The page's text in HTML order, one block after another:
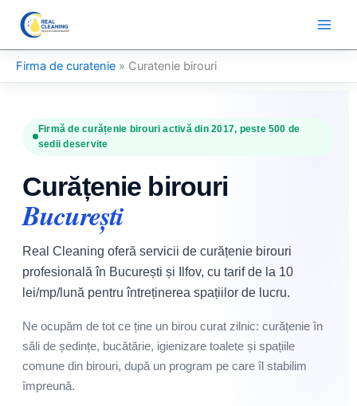
content
Firma de curatenie » Curatenie birouri
Firmă de curățenie birouri activă din 2017, peste 500 de
sedii deservite
Curățenie birouri
București
Real Cleaning oferă servicii de curățenie birouri
profesională în București și Ilfov, cu tarif de la 10
lei/mp/lună pentru întreținerea spațiilor de lucru.
Ne ocupăm de tot ce ține un birou curat zilnic: curățenie în
săli de ședințe, bucătărie, igienizare toalete și spațiile
comune din birouri, după un program pe care îl stabilim
împreună.